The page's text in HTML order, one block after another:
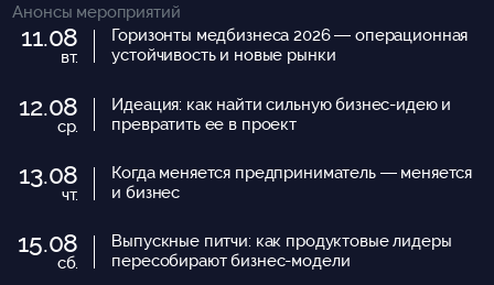
Анонсы мероприятий
11.08
вт.
Горизонты медбизнеса 2026 — операционная
устойчивость и новые рынки
12.08
ср.
Идеация: как найти сильную бизнес-идею и
превратить ее в проект
13.08
чт.
Когда меняется предприниматель — меняется
и бизнес
15.08
сб.
Выпускные питчи: как продуктовые лидеры
пересобирают бизнес-модели